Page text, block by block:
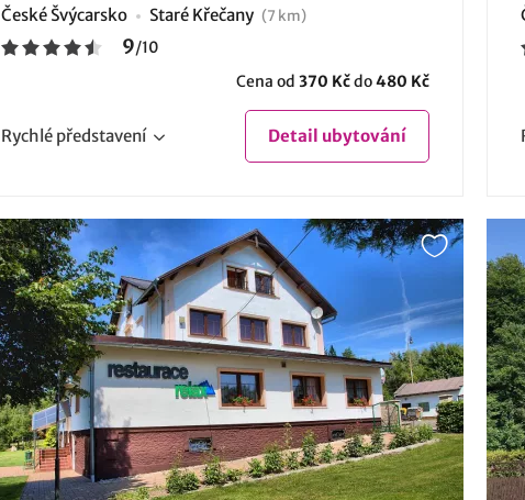
České Švýcarsko Staré Křečany (7 km)
9/10
Cena od 370 Kčdo480 Kč
Rychlé představení Detail ubytování